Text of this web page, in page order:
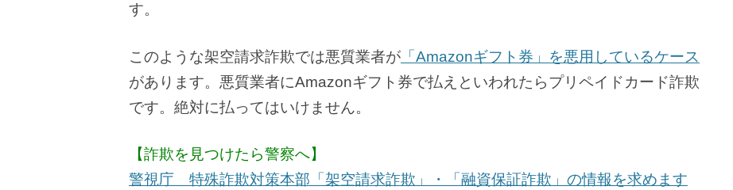
す。
このような架空請求詐欺では悪質業者が 「Amazonギフト券」を悪用しているケース
があります。悪質業者にAmazonギフト券で払えといわれたらプリペイドカード詐欺
です。絶対に払ってはいけません。
【詐欺を見つけたら警察へ】
警視庁 特殊詐欺対策本部「架空請求詐欺」・「融資保証詐欺」の情報を求めます